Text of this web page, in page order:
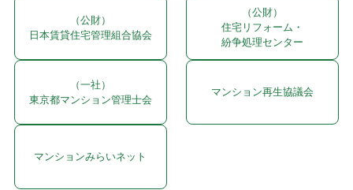
（公財）
日本賃貸住宅管理組合協会
（公財）
住宅リフォーム・
紛争処理センター
（一社）
東京都マンション管理士会
マンション再生協議会
マンションみらいネット